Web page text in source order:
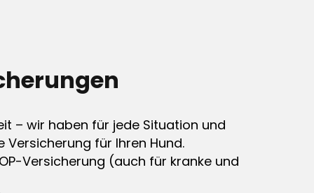
– wir haben für jede Situation und
Versicherung für Ihren Hund.
Versicherung (auch für kranke und